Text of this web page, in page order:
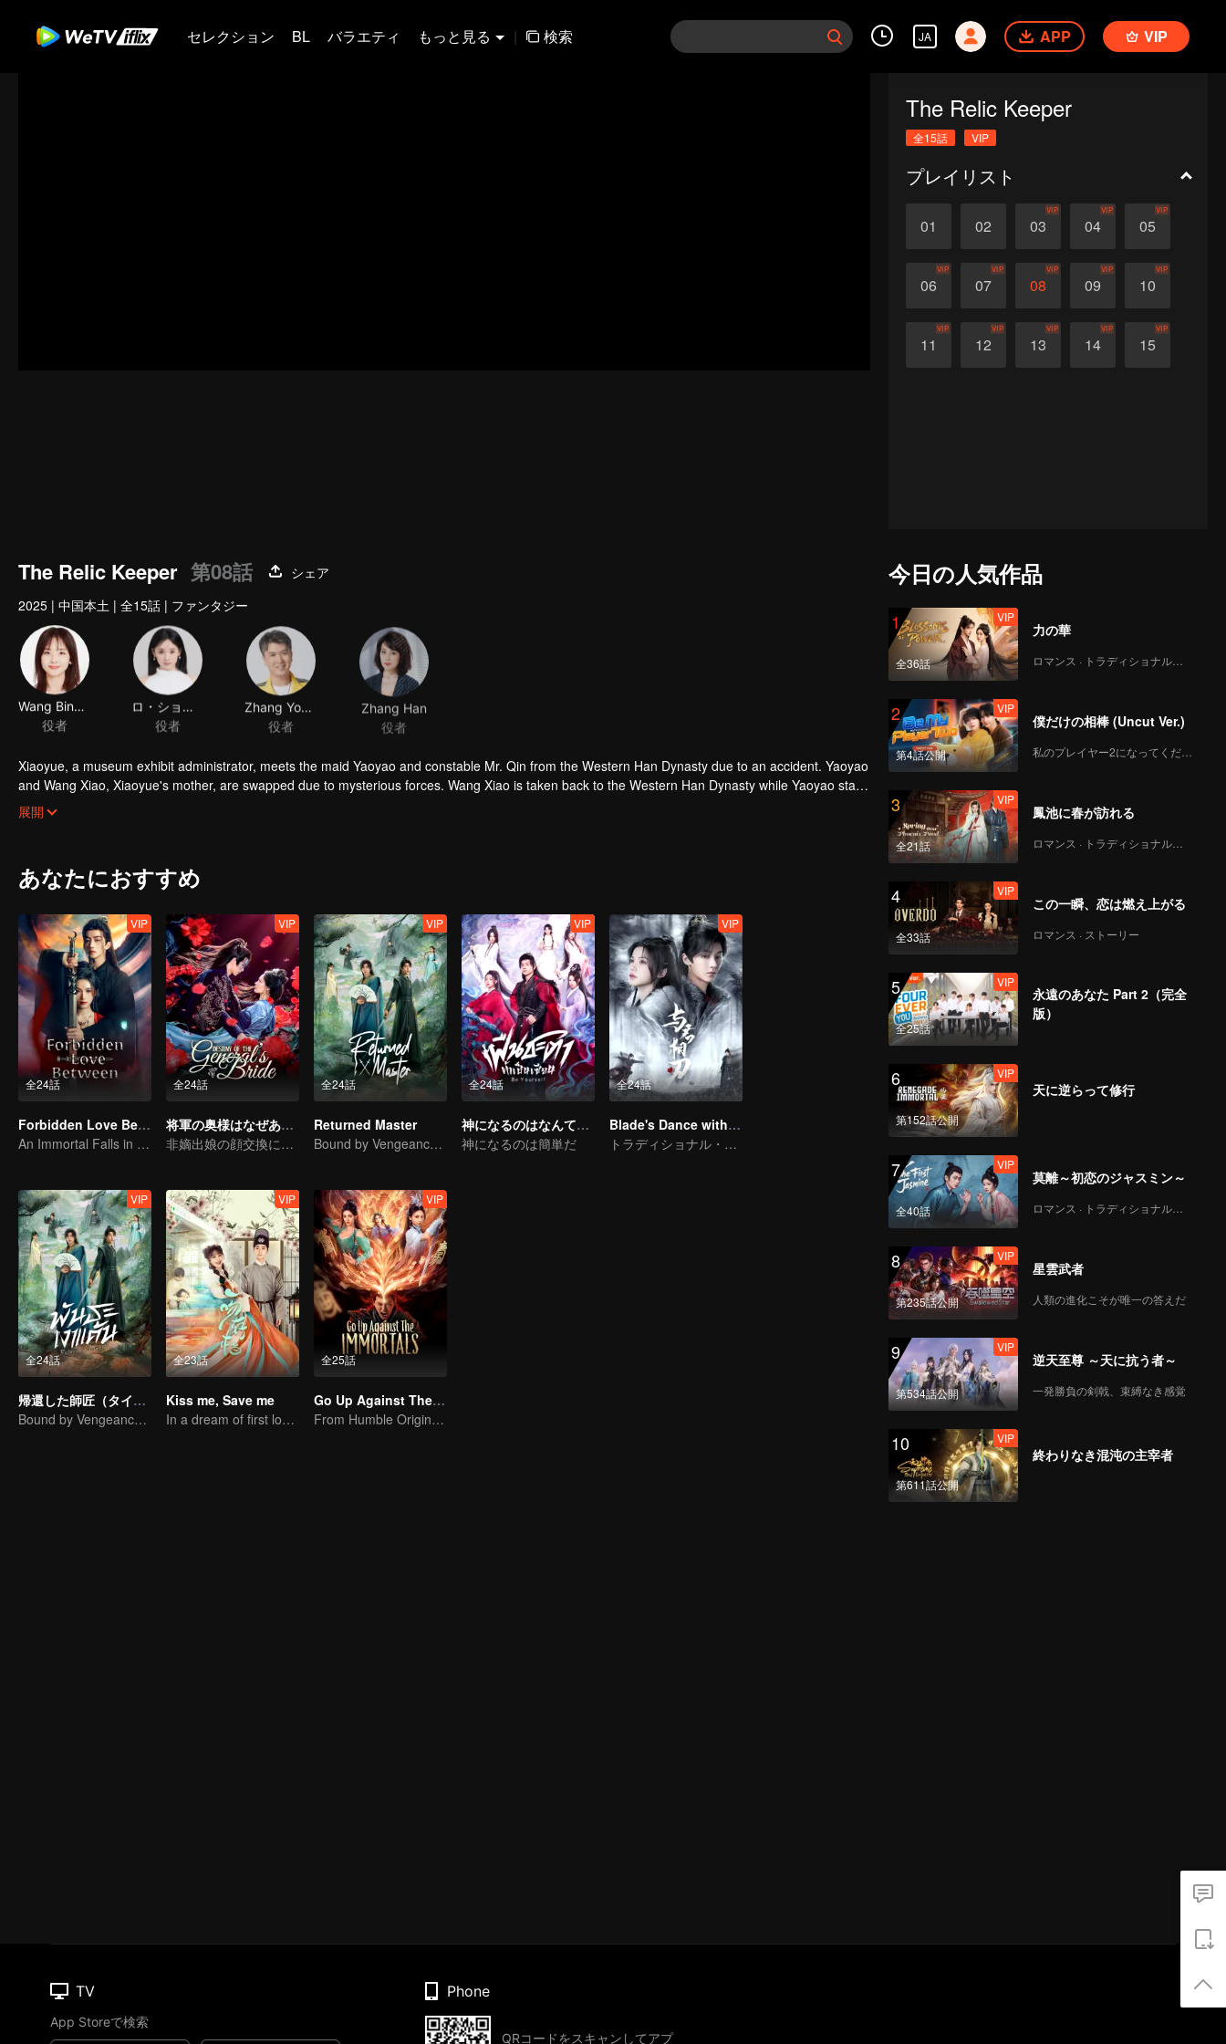
セレクション BL バラエティ もっと見る | 検索 JA APP VIP
The Relic Keeper
全15話 VIP
プレイリスト
01 02 03
VIP
04
VIP
05
VIP
06
VIP
07
VIP
08
VIP
09
VIP
10
VIP
11
VIP
12
VIP
13
VIP
14
VIP
15
VIP
The Relic Keeper 第08話
シェア
2025 | 中国本土 | 全15話 | ファンタジー
Wang Bingbing
役者
ロ・ショウカ
役者
役者
Zhang Han
役者
Xiaoyue, a museum exhibit administrator, meets the maid Yaoyao and constable Mr. Qin from the Western Han Dynasty due to an accident. Yaoyao
and Wang Xiao, Xiaoyue's mother, are swapped due to mysterious forces. Wang Xiao is taken back to the Western Han Dynasty while Yaoyao stays
in the modern world. Xiaoyue and Yaoyao strive to find a way to travel through time and finally uncover the secrets of Lady Xin Zhui and Li Xi.
展開
あなたにおすすめ
全24話
VIP
Forbidden Love Between
An Immortal Falls in Love With a Witch
全24話
VIP
将軍の奥様はなぜあのように
非嫡出娘の顔交換による復讐
全24話
VIP
Returned Master
Bound by Vengeance, Entwined by Fate
全24話
VIP
神になるのはなんて簡単なんだ（タイ語吹替）
神になるのは簡単だ
全24話
VIP
Blade's Dance with You
トラディショナル・コスチューム
全24話
VIP
帰還した師匠（タイ版）
Bound by Vengeance, Entwined by Fate
全23話
VIP
Kiss me, Save me
In a dream of first love, our lips met in a blissful kiss
全25話
VIP
Go Up Against The Immortal
From Humble Origins to Immortal Slayer: A Journey of Unyielding Vengeance
今日の人気作品
1
全36話
VIP
力の華
ロマンス · トラディショナル・コスチューム
2
第4話公開
VIP
僕だけの相棒 (Uncut Ver.)
私のプレイヤー2になってください
3
全21話
VIP
鳳池に春が訪れる
ロマンス · トラディショナル・コスチューム
4
全33話
VIP
この一瞬、恋は燃え上がる
ロマンス · ストーリー
5
全25話
VIP
永遠のあなた Part 2（完全
版）
6
第152話公開
VIP
天に逆らって修行
7
全40話
VIP
莫離～初恋のジャスミン～
ロマンス · トラディショナル・コスチューム
8
第235話公開
VIP
星雲武者
人類の進化こそが唯一の答えだ
9
第534話公開
VIP
逆天至尊 ～天に抗う者～
一発勝負の剣戟、束縛なき感覚
10
第611話公開
VIP
終わりなき混沌の主宰者
TV
App Storeで検索
Phone
QRコードをスキャンしてアプ